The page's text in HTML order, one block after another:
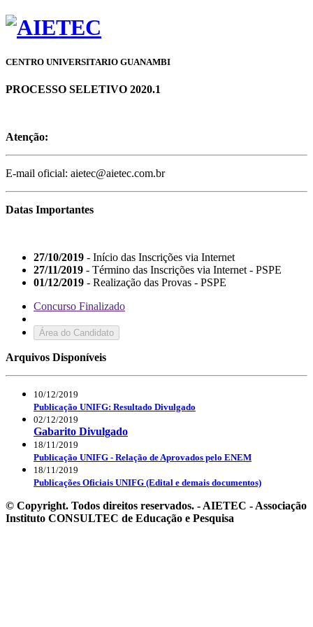
CENTRO UNIVERSITARIO GUANAMBI
PROCESSO SELETIVO 2020.1
Atenção:
E-mail oficial: aietec@aietec.com.br
Datas Importantes
27/10/2019 - Início das Inscrições via Internet
27/11/2019 - Término das Inscrições via Internet - PSPE
01/12/2019 - Realização das Provas - PSPE
Concurso Finalizado
Área do Candidato
Arquivos Disponíveis
10/12/2019
Publicação UNIFG: Resultado Divulgado
02/12/2019
Gabarito Divulgado
18/11/2019
Publicação UNIFG - Relação de Aprovados pelo ENEM
18/11/2019
Publicações Oficiais UNIFG (Edital e demais documentos)
© Copyright. Todos direitos reservados. - AIETEC - Associação
Instituto CONSULTEC de Educação e Pesquisa